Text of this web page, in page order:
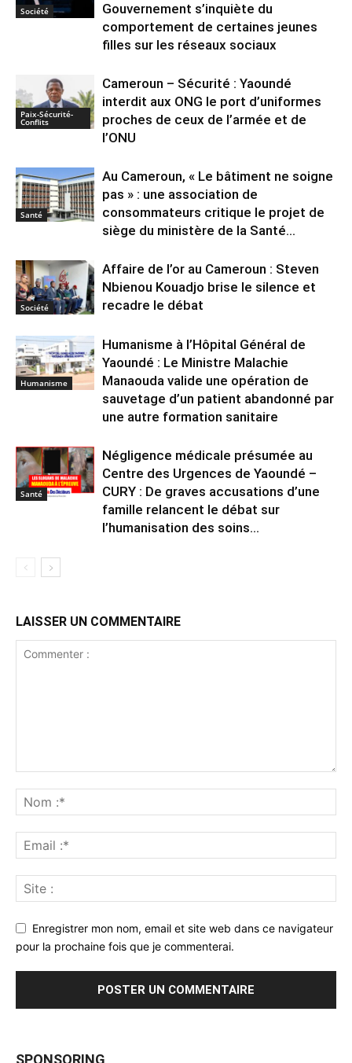
Société
Gouvernement s’inquiète du
comportement de certaines jeunes
filles sur les réseaux sociaux
Paix-Sécurité-
Conflits
Cameroun – Sécurité : Yaoundé
interdit aux ONG le port d’uniformes
proches de ceux de l’armée et de
l’ONU
Santé
Au Cameroun, « Le bâtiment ne soigne
pas » : une association de
consommateurs critique le projet de
siège du ministère de la Santé...
Société
Affaire de l’or au Cameroun : Steven
Nbienou Kouadjo brise le silence et
recadre le débat
Humanisme
Humanisme à l’Hôpital Général de
Yaoundé : Le Ministre Malachie
Manaouda valide une opération de
sauvetage d’un patient abandonné par
une autre formation sanitaire
Santé
Négligence médicale présumée au
Centre des Urgences de Yaoundé –
CURY : De graves accusations d’une
famille relancent le débat sur
l’humanisation des soins...
LAISSER UN COMMENTAIRE
Enregistrer mon nom, email et site web dans ce navigateur
pour la prochaine fois que je commenterai.
SPONSORING